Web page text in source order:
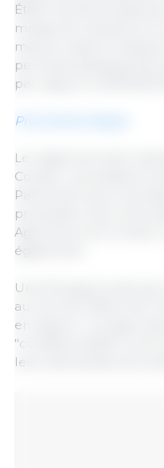
États membres
marge de manœuvre
mesure visant à
permanentes/superficie
par rapport à 2018
Prochaines étapes
Le règlement doit
Conseil. La présidence
Parlement que si les
proposition que celle
Agriculture du Conseil,
également.
Une fois approuvée
au Journal officiel de
en vigueur. Les
"conditionnalités"
leurs demandes de